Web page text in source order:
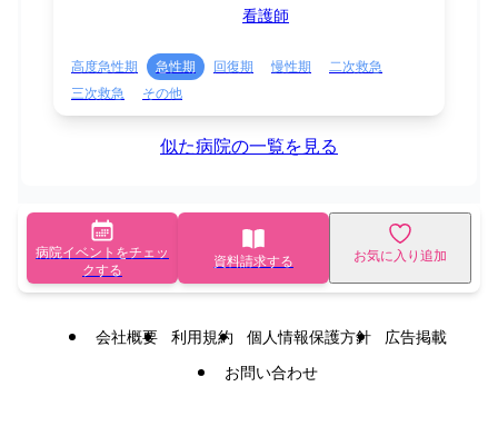
看護師
高度急性期 急性期 回復期 慢性期
二次救急
三次救急
その他
似た病院の一覧を見る
病院イベントをチェッ
クする
資料請求する お気に入り追加
会社概要 利用規約 個人情報保護方針
広告掲載
お問い合わせ